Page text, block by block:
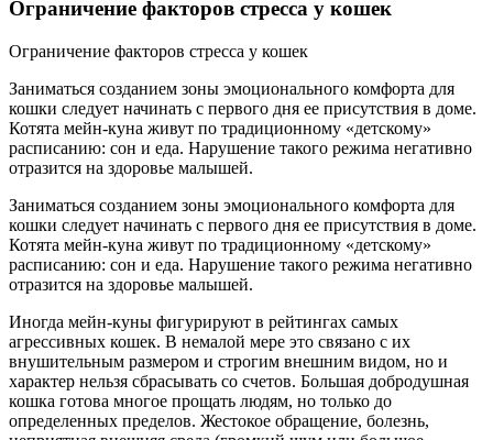
Ограничение факторов стресса у кошек
Ограничение факторов стресса у кошек
Заниматься созданием зоны эмоционального комфорта для
кошки следует начинать с первого дня ее присутствия в доме.
Котята мейн-куна живут по традиционному «детскому»
расписанию: сон и еда. Нарушение такого режима негативно
отразится на здоровье малышей.
Заниматься созданием зоны эмоционального комфорта для
кошки следует начинать с первого дня ее присутствия в доме.
Котята мейн-куна живут по традиционному «детскому»
расписанию: сон и еда. Нарушение такого режима негативно
отразится на здоровье малышей.
Иногда мейн-куны фигурируют в рейтингах самых
агрессивных кошек. В немалой мере это связано с их
внушительным размером и строгим внешним видом, но и
характер нельзя сбрасывать со счетов. Большая добродушная
кошка готова многое прощать людям, но только до
определенных пределов. Жестокое обращение, болезнь,